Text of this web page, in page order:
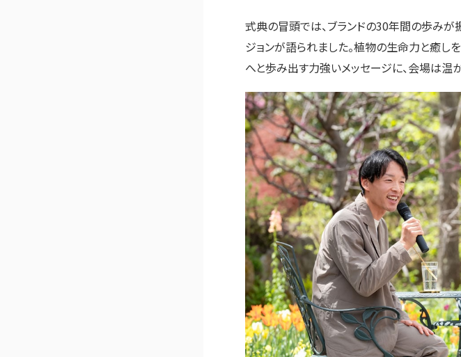
式典の冒頭では、ブランドの30年間の歩みが
ジョンが語られました。植物の生命力と癒し
へと歩み出す力強いメッセージに、会場は温